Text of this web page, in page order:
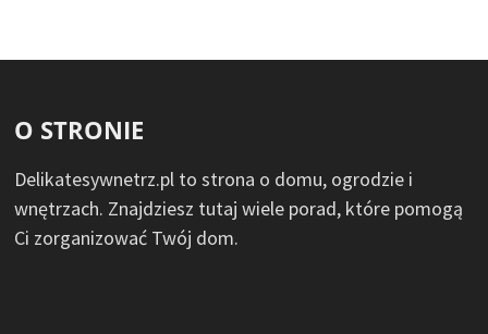
O STRONIE
Delikatesywnetrz.pl to strona o domu, ogrodzie i
wnętrzach. Znajdziesz tutaj wiele porad, które pomogą
Ci zorganizować Twój dom.